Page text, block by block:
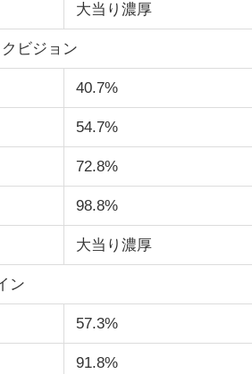
大当り濃厚
ビジョン
40.7%
54.7%
72.8%
98.8%
大当り濃厚
ン
57.3%
91.8%